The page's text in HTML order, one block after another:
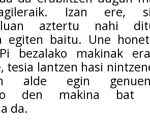
Izan ere,
aztertu nahi
egiten baitu. Une
Pi bezalako makinak
tesia lantzen hasi
alde egin
den makina bat
da.